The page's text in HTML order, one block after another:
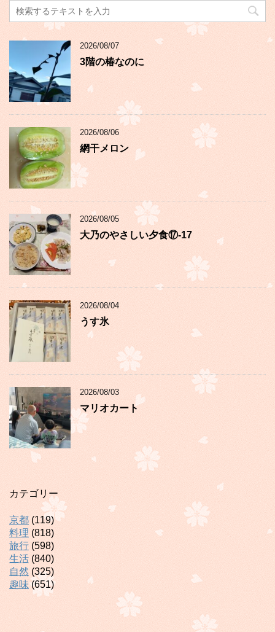
2026/08/07
3階の椿なのに
2026/08/06
網干メロン
2026/08/05
大乃のやさしい夕食⑰-17
2026/08/04
うす氷
2026/08/03
マリオカート
カテゴリー
京都 (119)
料理 (818)
旅行 (598)
生活 (840)
自然 (325)
趣味(651)